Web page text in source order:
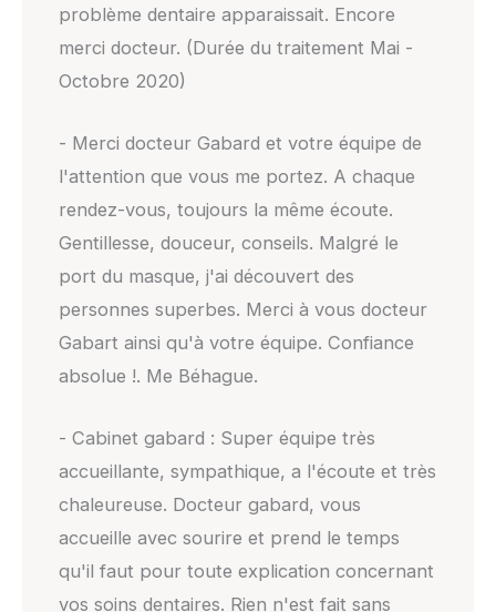
problème dentaire apparaissait. Encore
merci docteur. (Durée du traitement Mai -
Octobre 2020)
- Merci docteur Gabard et votre équipe de
l'attention que vous me portez. A chaque
rendez-vous, toujours la même écoute.
Gentillesse, douceur, conseils. Malgré le
port du masque, j'ai découvert des
personnes superbes. Merci à vous docteur
Gabart ainsi qu'à votre équipe. Confiance
absolue !. Me Béhague.
- Cabinet gabard : Super équipe très
accueillante, sympathique, a l'écoute et très
chaleureuse. Docteur gabard, vous
accueille avec sourire et prend le temps
qu'il faut pour toute explication concernant
vos soins dentaires. Rien n'est fait sans